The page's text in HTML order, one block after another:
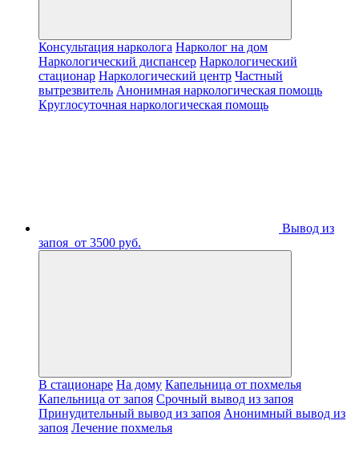
Консультация нарколога Нарколог на дом
Наркологический диспансер Наркологический
стационар Наркологический центр Частный
вытрезвитель Анонимная наркологическая помощь
Круглосуточная наркологическая помощь
Вывод из
запоя от 3500 руб.
В стационаре На дому Капельница от похмелья
Капельница от запоя Срочный вывод из запоя
Принудительный вывод из запоя Анонимный вывод из
запоя Лечение похмелья